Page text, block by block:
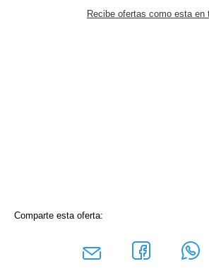
Recibe ofertas como esta en
Comparte esta oferta: